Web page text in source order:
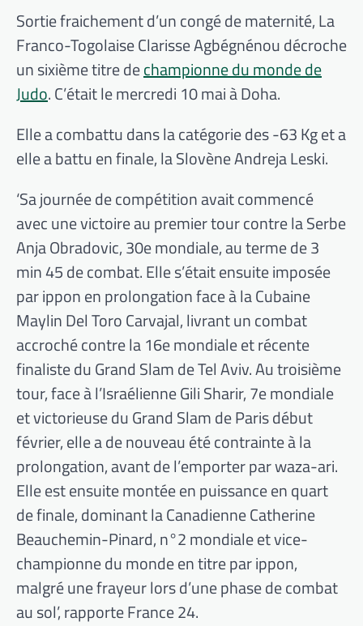
Sortie fraichement d’un congé de maternité, La
Franco-Togolaise Clarisse Agbégnénou décroche
un sixième titre dechampionne du monde de
Judo. C’était le mercredi 10 mai à Doha.
Elle a combattu dans la catégorie des -63 Kg et a
elle a battu en finale, la Slovène Andreja Leski.
‘Sa journée de compétition avait commencé
avec une victoire au premier tour contre la Serbe
Anja Obradovic, 30e mondiale, au terme de 3
min 45 de combat. Elle s’était ensuite imposée
par ippon en prolongation face à la Cubaine
Maylin Del Toro Carvajal, livrant un combat
accroché contre la 16e mondiale et récente
finaliste du Grand Slam de Tel Aviv. Au troisième
tour, face à l’Israélienne Gili Sharir, 7e mondiale
et victorieuse du Grand Slam de Paris début
février, elle a de nouveau été contrainte à la
prolongation, avant de l’emporter par waza-ari.
Elle est ensuite montée en puissance en quart
de finale, dominant la Canadienne Catherine
Beauchemin-Pinard, n°2 mondiale et vice-
championne du monde en titre par ippon,
malgré une frayeur lors d’une phase de combat
au sol’, rapporte France 24.